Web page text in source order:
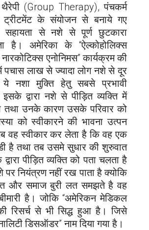
(Group Therapy), पंचकर्म
ट्रीटमेंट के संयोजन से बनाये गए
सहायता से नशे से पूर्ण छुटकारा
है। अमेरिका के “ऐल्कोहोलिक्स
एनोनिमस” कार्यक्रम की
पचास लाख से ज्यादा लोग नशे से दूर
नशा मुक्ति हेतु सबसे प्रभावी
द्वारा नशे से पीड़ित व्यक्ति में
तथा उनके कारण उसके परिवार को
को स्वीकारने की भावना उत्पन
वह स्वीकार कर लेता है कि वह एक
है तथा तब उसमे सुधार की शुरुवात
पीड़ित व्यक्ति को पता चलता है
पर नियंत्रण नहीं रख पाता है क्योकि
और समाज बुरी लत समझते है वह
है। जोकि “अमेरिकन मेडिकल
रिसर्च से भी सिद्ध हुआ है। जिसे
डिसऑडर” नाम दिया गया है।